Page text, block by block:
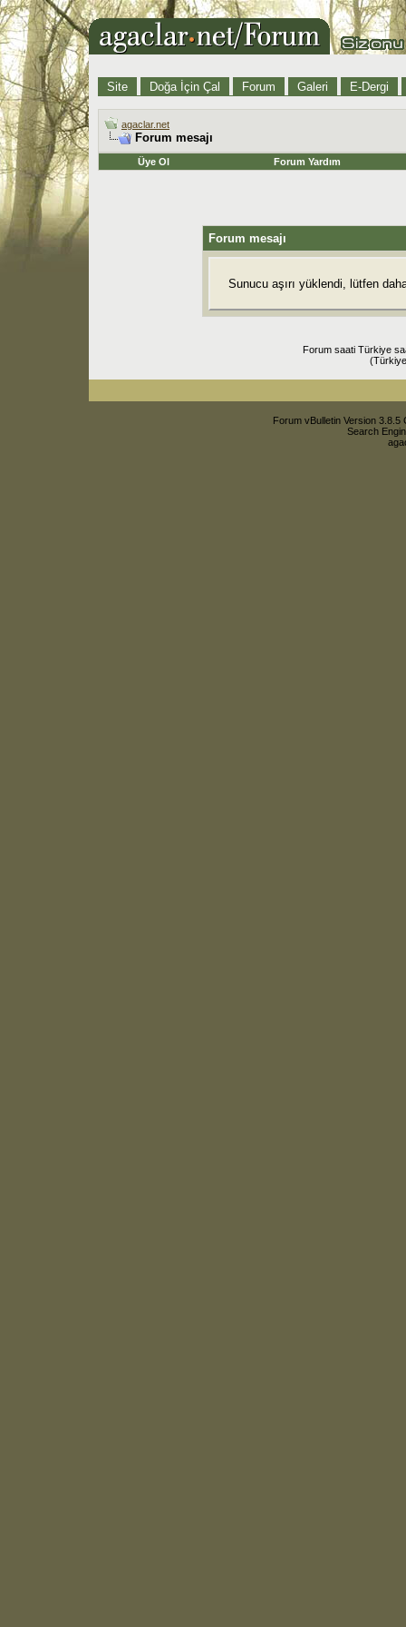
Site Doğa İçin Çal Forum Galeri E-Dergi
agaclar.net
Forum mesajı
Üye Ol Forum Yardım
Forum mesajı
Sunucu aşırı yüklendi, lütfen
Forum saati Türkiye
Forum vBulletin Version
Search